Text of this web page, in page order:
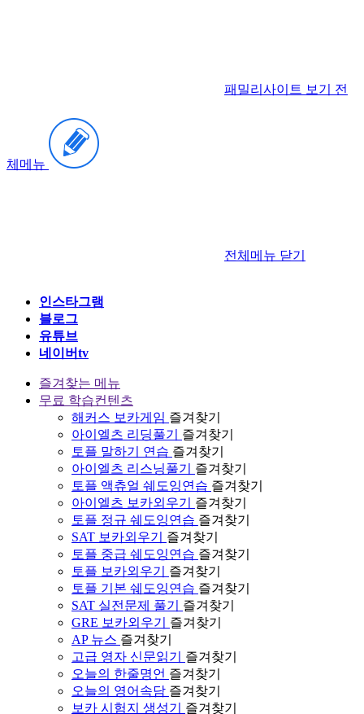
패밀리사이트 보기 전
체메뉴
전체메뉴 닫기
인스타그램
블로그
유튜브
네이버tv
즐겨찾는 메뉴
무료 학습컨텐츠
해커스 보카게임 즐겨찾기
아이엘츠 리딩풀기
즐겨찾기
토플 말하기 연습 즐겨찾기
아이엘츠 리스닝풀기
즐겨찾기
토플 액츄얼 쉐도잉연습 즐겨찾기
아이엘츠 보카외우기
즐겨찾기
토플 정규 쉐도잉연습 즐겨찾기
SAT 보카외우기
즐겨찾기
토플 중급 쉐도잉연습 즐겨찾기
토플 보카외우기
즐겨찾기
토플 기본 쉐도잉연습 즐겨찾기
SAT 실전문제 풀기
즐겨찾기
GRE 보카외우기
즐겨찾기
AP 뉴스 즐겨찾기
고급 영자 신문읽기
즐겨찾기
오늘의 한줄명언 즐겨찾기
오늘의 영어속담 즐겨찾기
보카 시험지 생성기
즐겨찾기